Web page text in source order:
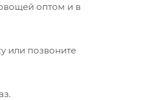
оптом и в
или позвоните